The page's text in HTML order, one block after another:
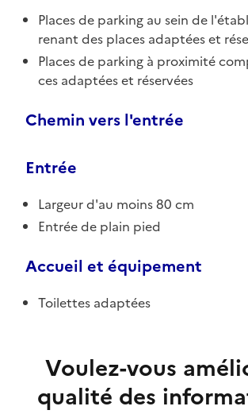
Places de parking au sein de
renant des places adaptées et
Places de parking à proximité
ces adaptées et réservées
Chemin vers l'entrée
Entrée
Largeur d'au moins 80 cm
Entrée de plain pied
Accueil et équipement
Toilettes adaptées
Voulez-vous
qualité des